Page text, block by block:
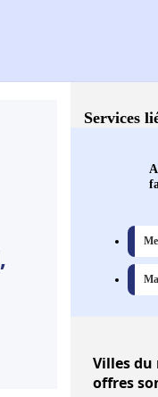
Services
Villesdu
offres